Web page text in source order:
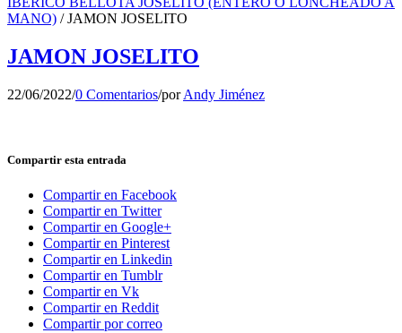
MANO) / JAMON JOSELITO
JAMON JOSELITO
22/06/2022/0 Comentarios/porAndy Jiménez
Compartir esta entrada
Compartir en Facebook
Compartir en Twitter
Compartir en Google+
Compartir en Pinterest
Compartir en Linkedin
Compartir en Tumblr
Compartir en Vk
Compartir en Reddit
Compartir por correo